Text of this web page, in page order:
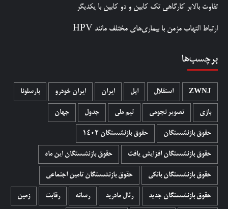
تفاوت بالابر کارگاهی تک کابین و دو کابین با یکدیگر
ارتباط التهاب مزمن با بیماری‌های مختلف مانند HPV
برچسب‌ها
ZWNJ استقلال اپل ایران ایران خودرو بارسلونا
بازی تصویر نجومی تیم ملی جدول جهان
حقوق بازنشستگان حقوق بازنشستگان 1402
حقوق بازنشستگان افزایش یافت حقوق بازنشستگان این ماه
حقوق بازنشستگان بانکی حقوق بازنشستگان تامین اجتماعی
حقوق بازنشستگان جدید رئال مادرید رسانه رقابت زمین